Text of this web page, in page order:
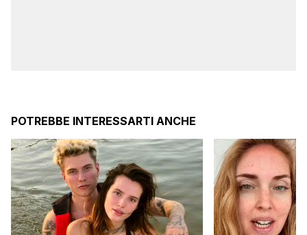
POTREBBE INTERESSARTI ANCHE